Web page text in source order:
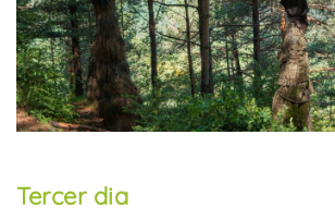
Tercer dia